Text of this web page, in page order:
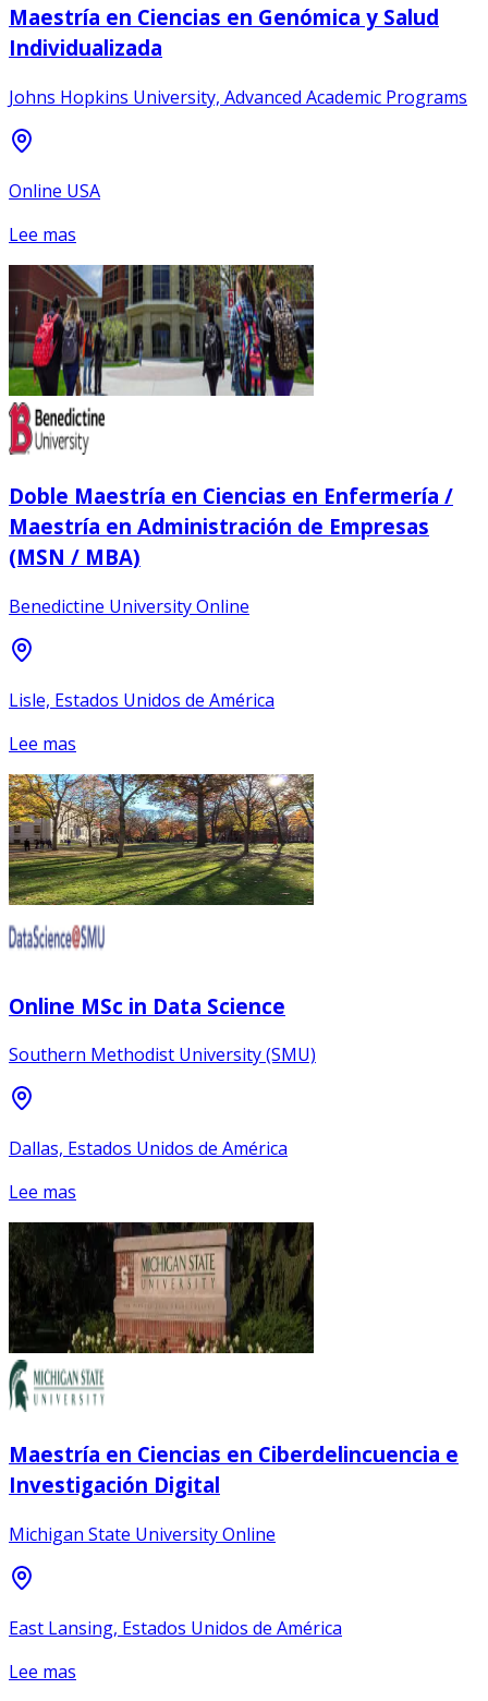
Maestría en Ciencias en Genómica y Salud
Individualizada
Johns Hopkins University, Advanced Academic Programs
Online USA
Lee mas
Doble Maestría en Ciencias en Enfermería /
Maestría en Administración de Empresas
(MSN / MBA)
Benedictine University Online
Lisle, Estados Unidos de América
Lee mas
Online MSc in Data Science
Southern Methodist University (SMU)
Dallas, Estados Unidos de América
Lee mas
Maestría en Ciencias en Ciberdelincuencia e
Investigación Digital
Michigan State University Online
East Lansing, Estados Unidos de América
Lee mas